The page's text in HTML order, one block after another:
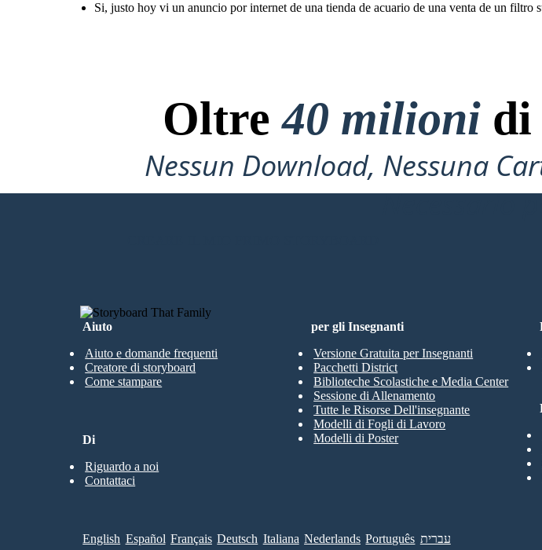
Si, justo hoy vi un anuncio por internet de una tienda de acuario de una venta de un filtro
Oltre40 milioni di
Nessun Download, Nessuna
Necessario
Aiuto
Aiuto e domande frequenti
Creatore di storyboard
Come stampare
per gli Insegnanti
Versione Gratuita per Insegnanti
Pacchetti District
Biblioteche Scolastiche e Media Center
Sessione di Allenamento
Tutte le Risorse Dell'insegnante
Modelli di Fogli di Lavoro
Modelli di Poster
Di
Riguardo a noi
Contattaci
English Español Français Deutsch Italiana Nederlands Português עברית